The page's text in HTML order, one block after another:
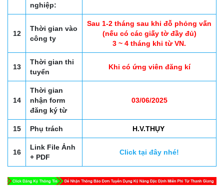
nghiệp:
12
Thời gian vào
công ty
Sau 1-2 tháng sau khi đỗ phỏng vấn
(nếu có các giấy tờ đầy đủ)
3 ~ 4 tháng khi từ VN.
13
Thời gian thi
tuyển
Khi có ứng viên đăng kí
14
Thời gian
nhận form
đăng ký từ
03/06/2025
15 Phụ trách H.V.THỤY
16
Link File Ảnh
+ PDF
Click tại đây nhé!